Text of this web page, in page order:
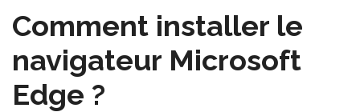
Comment installer le
navigateur Microsoft
Edge ?